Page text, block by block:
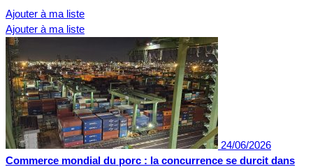
Ajouter à ma liste
Ajouter à ma liste
24/06/2026
Commerce mondial du porc : la concurrence se durcit dans